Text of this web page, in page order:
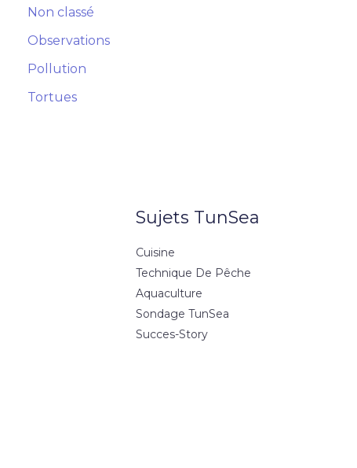
Non classé
Observations
Pollution
Tortues
Sujets TunSea
Cuisine
Technique De Pêche
Aquaculture
Sondage TunSea
Succes-Story